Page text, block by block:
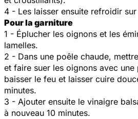
4 - Les laisser ensuite refroidir
Pour la garniture
1 - Éplucher les oignons et les
lamelles.
2 - Dans une poêle chaude,
et faire suer les oignons avec
baisser le feu et laisser cuire
minutes.
3 - Ajouter ensuite le vinaigre
à nouveau 10 minutes.